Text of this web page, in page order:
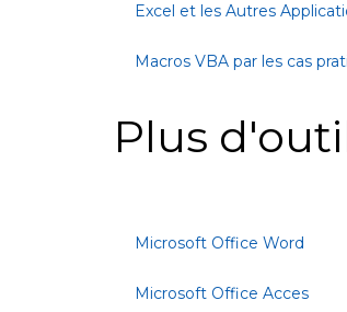
Excel et les Autres
Macros VBA par les cas
Plus
Microsoft Office Word
Microsoft Office Acces